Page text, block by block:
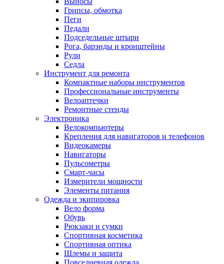
Грипсы, обмотка
Пеги
Педали
Подседельные штыри
Рога, барэнды и кронштейны
Рули
Седла
Инструмент для ремонта
Компактные наборы инструментов
Профессиональные инструменты
Велоаптечки
Ремонтные стенды
Электроника
Велокомпьютеры
Крепления для навигаторов и телефонов
Видеокамеры
Навигаторы
Пульсометры
Смарт-часы
Измерители мощности
Элементы питания
Одежда и экипировка
Вело форма
Обувь
Рюкзаки и сумки
Спортивная косметика
Спортивная оптика
Шлемы и защита
Повседневная одежда